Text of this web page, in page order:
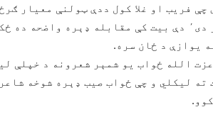
فریب او غلا کول ددې ټولنې معیار
اخلاقي او ټولنیز بحران په څیر دی٬ دې بیت کې مقابله
یوازې د ځان سره.
الله ځواب یو شمېر شعرونه د خپلې